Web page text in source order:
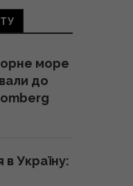
море
до
Україну: